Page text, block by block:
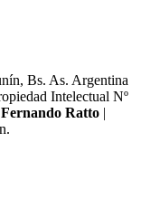
Bs. As. Argentina
Intelectual Nº
Ratto |